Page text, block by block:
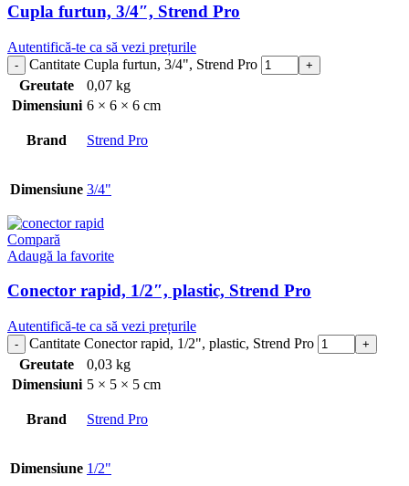
Cupla furtun, 3/4″, Strend Pro
Autentifică-te ca să vezi prețurile
Cantitate Cupla furtun, 3/4", Strend Pro
Greutate
0,07 kg
Dimensiuni 6 × 6 × 6 cm
Brand Strend Pro
Dimensiune 3/4"
Compară
Adaugă la favorite
Conector rapid, 1/2″, plastic, Strend Pro
Autentifică-te ca să vezi prețurile
Cantitate Conector rapid, 1/2", plastic, Strend Pro
Greutate
0,03 kg
Dimensiuni 5 × 5 × 5 cm
Brand Strend Pro
Dimensiune 1/2"